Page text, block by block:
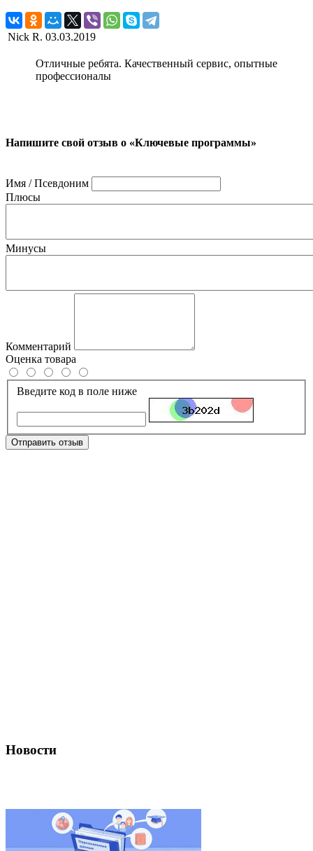
Nick R. 03.03.2019
Отличные ребята. Качественный сервис, опытные
профессионалы
Напишите свой отзыв о «Ключевые программы»
Имя / Псевдоним
Плюсы
Минусы
Комментарий
Оценка товара
Введите код в поле ниже
Отправить отзыв
Новости